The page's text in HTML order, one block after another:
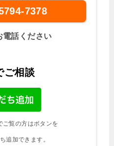
7378
電話ください
ご相談
覧の方はボタンを
追加できます。